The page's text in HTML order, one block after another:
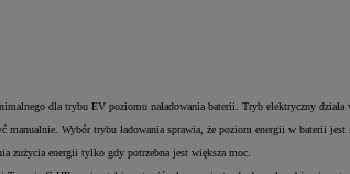
dla trybu EV poziomu naładowania baterii. Tryb elektryczny działa
Wybór trybu ładowania sprawia, że poziom energii w baterii
zużycia energii tylko gdy potrzebna jest większa moc.